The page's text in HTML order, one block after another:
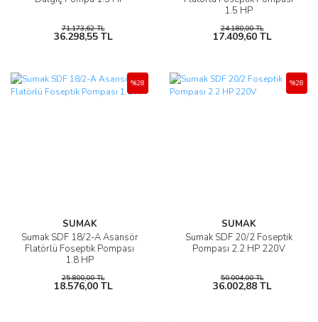
71.173,62 TL
36.298,55 TL
1.5 HP
24.180,00 TL
17.409,60 TL
SUMAK
Sumak SDF 18/2-A Asansör
Flatörlü Foseptik Pompası
1.8 HP
%28
25.800,00 TL
18.576,00 TL
SUMAK
Sumak SDF 20/2 Foseptik
Pompası 2.2 HP 220V
%28
50.004,00 TL
36.002,88 TL